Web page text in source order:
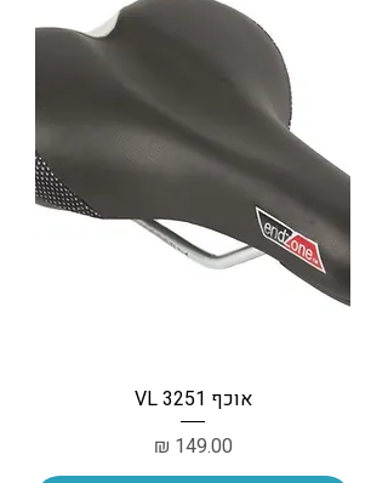
אוכף VL 3251
מחיר‏149.00 ‏₪